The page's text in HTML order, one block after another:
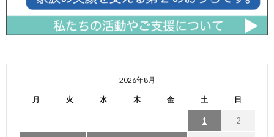
2026年8月
月 火 水 木 金 土 日
1 2